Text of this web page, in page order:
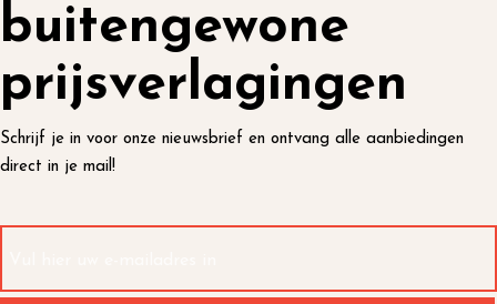
buitengewone
prijsverlagingen
Schrijf je in voor onze nieuwsbrief en ontvang alle aanbiedingen
direct in je mail!